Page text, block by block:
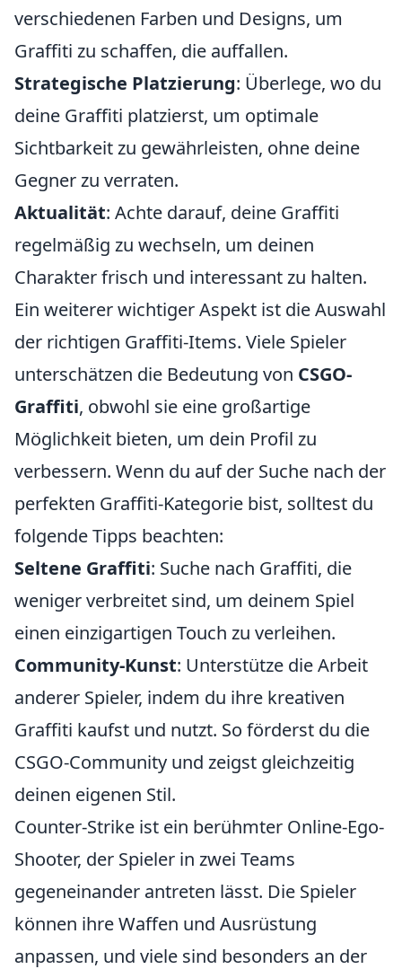
verschiedenen Farben und Designs, um
Graffiti zu schaffen, die auffallen.
Strategische Platzierung: Überlege, wo du
deine Graffiti platzierst, um optimale
Sichtbarkeit zu gewährleisten, ohne deine
Gegner zu verraten.
Aktualität: Achte darauf, deine Graffiti
regelmäßig zu wechseln, um deinen
Charakter frisch und interessant zu halten.
Ein weiterer wichtiger Aspekt ist die Auswahl
der richtigen Graffiti-Items. Viele Spieler
unterschätzen die Bedeutung von CSGO-
Graffiti, obwohl sie eine großartige
Möglichkeit bieten, um dein Profil zu
verbessern. Wenn du auf der Suche nach der
perfekten Graffiti-Kategorie bist, solltest du
folgende Tipps beachten:
Seltene Graffiti: Suche nach Graffiti, die
weniger verbreitet sind, um deinem Spiel
einen einzigartigen Touch zu verleihen.
Community-Kunst: Unterstütze die Arbeit
anderer Spieler, indem du ihre kreativen
Graffiti kaufst und nutzt. So förderst du die
CSGO-Community und zeigst gleichzeitig
deinen eigenen Stil.
Counter-Strike ist ein berühmter Online-Ego-
Shooter, der Spieler in zwei Teams
gegeneinander antreten lässt. Die Spieler
können ihre Waffen und Ausrüstung
anpassen, und viele sind besonders an der